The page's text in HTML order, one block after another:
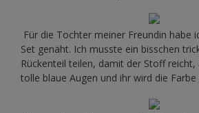
Für die Tochter meiner Freundin habe
Set genäht. Ich musste ein bisschen
Rückenteil teilen, damit der Stoff
tolle blaue Augen und ihr wird die